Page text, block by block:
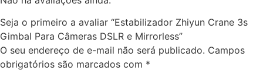
Seja o primeiro a avaliar “Estabilizador Zhiyun Crane 3s
Gimbal Para Câmeras DSLR e Mirrorless”
O seu endereço de e-mail não será publicado. Campos
obrigatórios são marcados com *